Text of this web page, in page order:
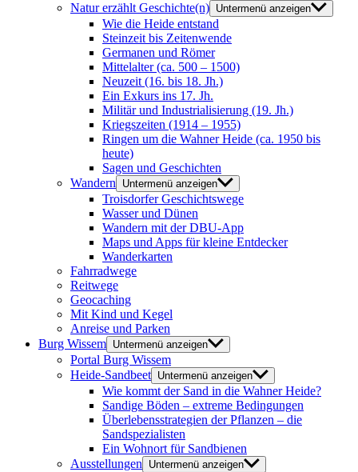
Natur erzählt Geschichte(n) Untermenü anzeigen
Wie die Heide entstand
Steinzeit bis Zeitenwende
Germanen und Römer
Mittelalter (ca. 500 – 1500)
Neuzeit (16. bis 18. Jh.)
Ein Exkurs ins 17. Jh.
Militär und Industrialisierung (19. Jh.)
Kriegszeiten (1914 – 1955)
Ringen um die Wahner Heide (ca. 1950 bis
heute)
Sagen und Geschichten
Wandern
Untermenü anzeigen
Troisdorfer Geschichtswege
Wasser und Dünen
Wandern mit der DBU-App
Maps und Apps für kleine Entdecker
Wanderkarten
Fahrradwege
Reitwege
Geocaching
Mit Kind und Kegel
Anreise und Parken
Burg Wissem Untermenü anzeigen
Portal Burg Wissem
Heide-Sandbeet Untermenü anzeigen
Wie kommt der Sand in die Wahner Heide?
Sandige Böden – extreme Bedingungen
Überlebensstrategien der Pflanzen – die
Sandspezialisten
Ein Wohnort für Sandbienen
Ausstellungen
Untermenü anzeigen